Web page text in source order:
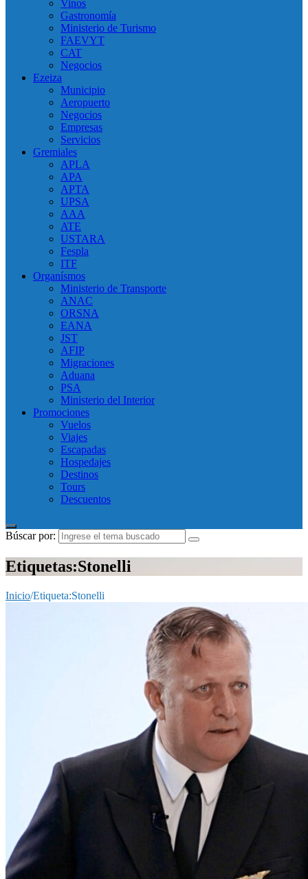
Vinos
Gastronomía
Ministerio de Turismo
FAEVYT
CAT
Negocios
Ezeiza
Municipio
Aeropuerto
Negocios
Empresas
Servicios
Gremiales
APLA
APA
APTA
UPSA
AAA
ATE
USTARA
Fespla
ITF
Organísmos
Ministerio de Transporte
ANAC
ORSNA
EANA
JST
AFIP
Migraciones
Aduana
PSA
Ministerio del Interior
Promociones
Vuelos
Viajes
Escapadas
Hospedajes
Destinos
Tours
Descuentos
Búscar por:
Etiquetas:Stonelli
Inicio/Etiqueta:Stonelli